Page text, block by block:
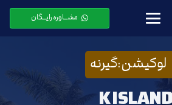
مشـــاوره رایـــگان
لوکیشن :گیرنه